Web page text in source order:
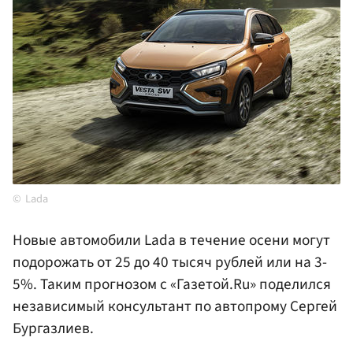
Lada
Новые автомобили Lada в течение осени могут
подорожать от 25 до 40 тысяч рублей или на 3-
5%. Таким прогнозом с «Газетой.Ru» поделился
независимый консультант по автопрому Сергей
Бургазлиев.